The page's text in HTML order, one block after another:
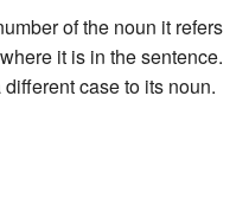
of the noun it refers
it is in the sentence.
case to its noun.